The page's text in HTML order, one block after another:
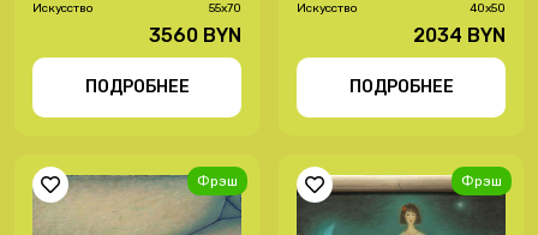
Иcкусство 55х70
3560 BYN
ПОДРОБНЕЕ
Иcкусство 40х50
2034 BYN
ПОДРОБНЕЕ
Фрэш Фрэш